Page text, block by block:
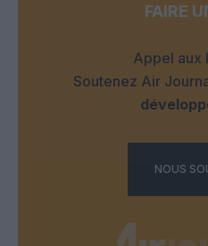
FAIRE
Appel aux
Soutenez Air
NOUS